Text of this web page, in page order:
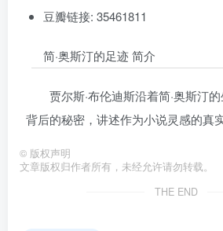
豆瓣链接: 35461811
简·奥斯汀的足迹 简介
贾尔斯·布伦迪斯沿着简·奥斯汀
背后的秘密，讲述作为小说灵感的真实
© 版权声明
文章版权归作者所有，未经允许请勿转载。
THE END